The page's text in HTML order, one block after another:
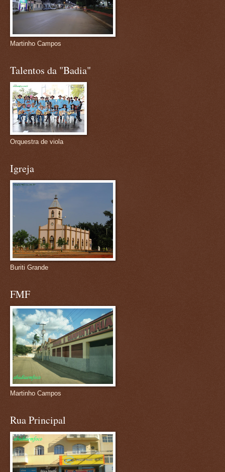
Martinho Campos
Talentos da "Badia"
Orquestra de viola
Igreja
Buriti Grande
FMF
Martinho Campos
Rua Principal